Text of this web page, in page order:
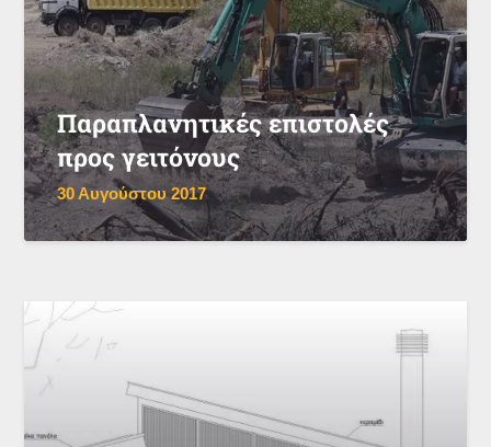
Παραπλανητικές επιστολές
προς γειτόνους
30 Αυγούστου 2017